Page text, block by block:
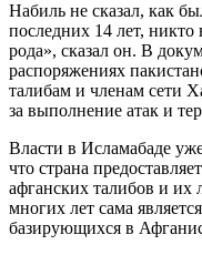
Набиль не сказал, как
последних 14 лет,
рода», сказал он. В
распоряжениях
талибам и членам сети
за выполнение атак и
Власти в Исламабаде
что страна
афганских талибов и их
многих лет сама
базирующихся в